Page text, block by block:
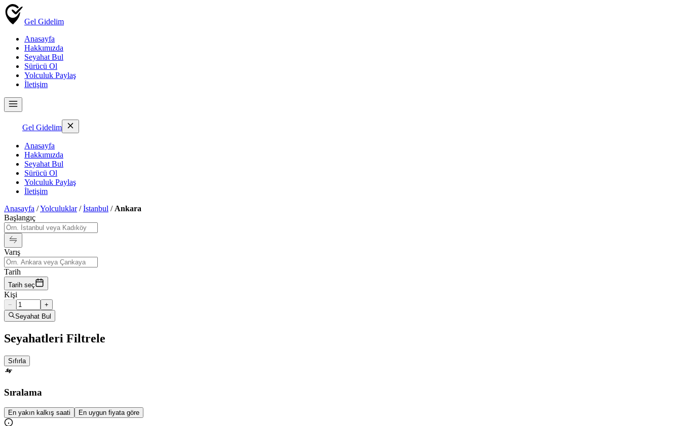
Gel Gidelim
Anasayfa
Hakkımızda
Seyahat Bul
Sürücü Ol
Yolculuk Paylaş
İletişim
Gel Gidelim
Anasayfa
Hakkımızda
Seyahat Bul
Sürücü Ol
Yolculuk Paylaş
İletişim
Anasayfa /Yolculuklar/İstanbul / Ankara
Başlangıç
Varış
Tarih
Tarih seç
Kişi
−
+
Seyahat Bul
Seyahatleri Filtrele
Sıfırla
Sıralama
En yakın kalkış saati En uygun fiyata göre